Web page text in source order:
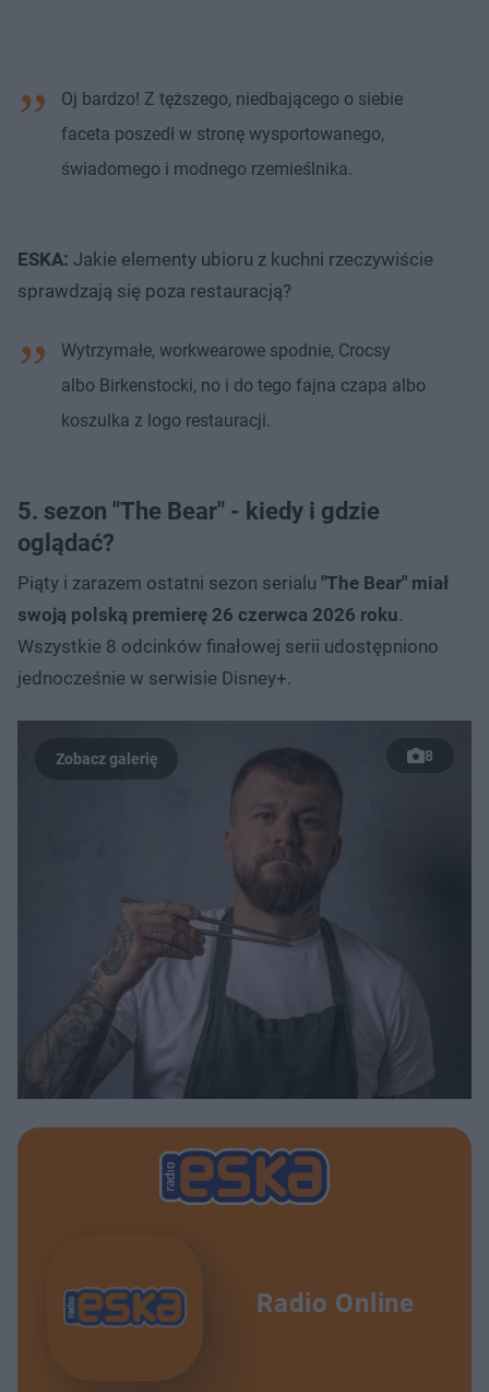
Oj bardzo! Z tęższego, niedbającego o siebie
faceta poszedł w stronę wysportowanego,
świadomego i modnego rzemieślnika.
ESKA: Jakie elementy ubioru z kuchni rzeczywiście
sprawdzają się poza restauracją?
Wytrzymałe, workwearowe spodnie, Crocsy
albo Birkenstocki, no i do tego fajna czapa albo
koszulka z logo restauracji.
5. sezon "The Bear" - kiedy i gdzie
oglądać?
Piąty i zarazem ostatni sezon serialu "The Bear" miał
swoją polską premierę 26 czerwca 2026 roku.
Wszystkie 8 odcinków finałowej serii udostępniono
jednocześnie w serwisie Disney+.
8
Radio Online